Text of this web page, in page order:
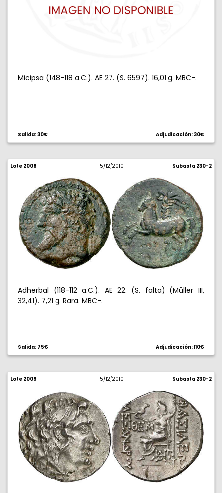
Micipsa (148-118 a.C.). AE 27. (S. 6597). 16,01 g. MBC-.
Salida: 30€ Adjudicación: 30€
Lote 2008 15/12/2010 Subasta 230-2
Adherbal (118-112 a.C.). AE 22. (S. falta) (Müller III,
32,41). 7,21 g. Rara. MBC-.
Salida: 75€ Adjudicación: 110€
Lote 2009 15/12/2010 Subasta 230-2